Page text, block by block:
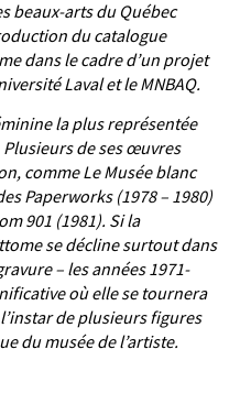
beaux-arts du Québec
du catalogue
dans le cadre d’un projet
Laval et le MNBAQ.
la plus représentée
de ses œuvres
comme Le Musée blanc
Paperworks (1978 – 1980)
901 (1981). Si la
se décline surtout dans
– les années 1971-
où elle se tournera
de plusieurs figures
du musée de l’artiste.